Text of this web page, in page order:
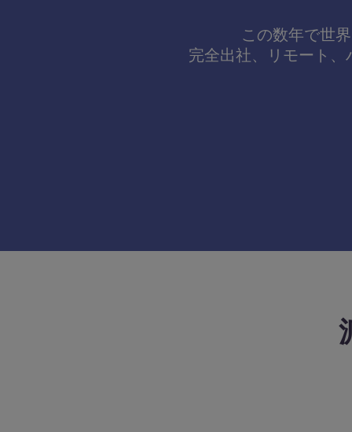
この数年で世
完全出社、リモート